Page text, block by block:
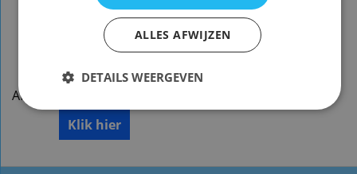
Afstandsbediening
Samsung ak59-00149a
Klik hier
ALLES AFWIJZEN
DETAILS WEERGEVEN